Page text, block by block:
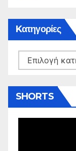
Kατηγορίες
Kατηγορίες
SHORTS